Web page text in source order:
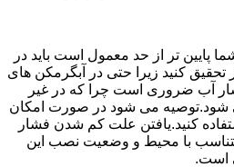
پایین تر از حد معمول است باید در
تحقیق کنید زیرا حتی در آبگرمکن های
آب ضروری است چرا که در غیر
شود.توصیه می شود در صورت امکان
کنید.یافتن علت کم شدن فشار
با محیط و وضعیت نصب این
است.